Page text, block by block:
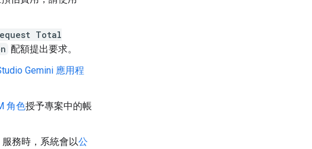
Total
配額提出要求。
Gemini 應用程
角色授予專案中的帳
務時，系統會以公